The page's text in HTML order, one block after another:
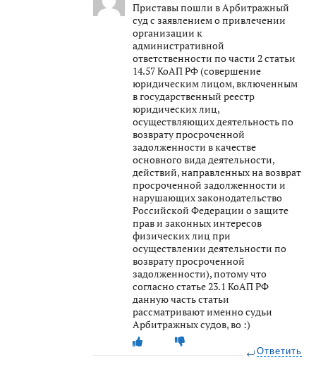
Приставы пошли в Арбитражный
суд с заявлением о привлечении
организации к
административной
ответственности по части 2 статьи
14.57 КоАП РФ (совершение
юридическим лицом, включенным
в государственный реестр
юридических лиц,
осуществляющих деятельность по
возврату просроченной
задолженности в качестве
основного вида деятельности,
действий, направленных на возврат
просроченной задолженности и
нарушающих законодательство
Российской Федерации о защите
прав и законных интересов
физических лиц при
осуществлении деятельности по
возврату просроченной
задолженности), потому что
согласно статье 23.1 КоАП РФ
данную часть статьи
рассматривают именно судьи
Арбитражных судов, во :)
Ответить